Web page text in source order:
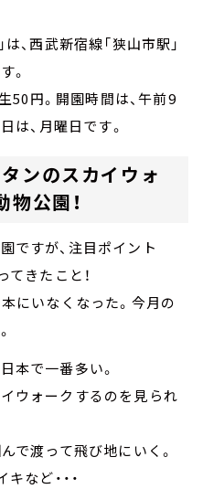
、西武新宿線「狭山市駅」
。
50円。開園時間は、午前9
は、月曜日です。
ンのスカイウォ
物公園！
ですが、注目ポイント
てきたこと！
にいなくなった。今月の
本で一番多い。
ウォークするのを見られ
で渡って飛び地にいく。
など・・・